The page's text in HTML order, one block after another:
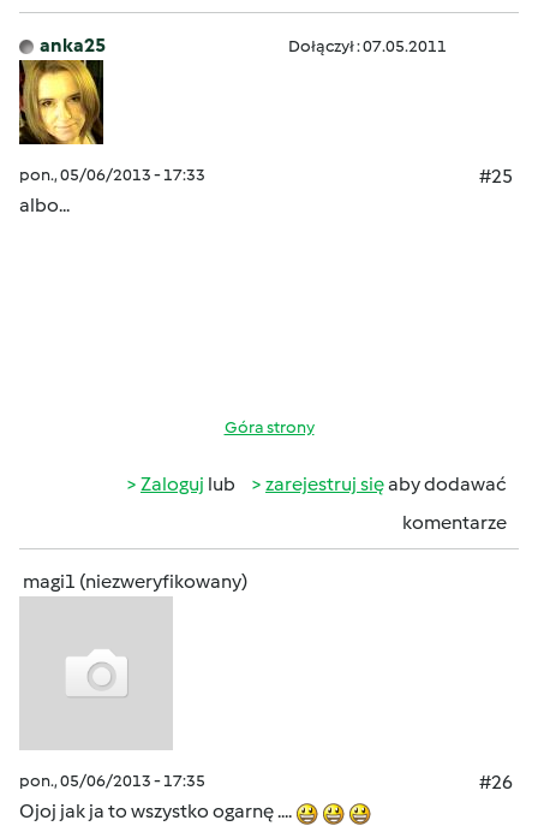
anka25 Dołączył : 07.05.2011
pon., 05/06/2013 - 17:33
#25
albo...
Góra strony
Zaloguj lub zarejestruj sięaby dodawać
komentarze
magi1 (niezweryfikowany)
pon., 05/06/2013 - 17:35
#26
Ojoj jak ja to wszystko ogarnę ....